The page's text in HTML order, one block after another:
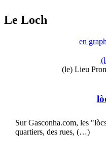
Le Loch
en
(le) Lieu
Sur Gasconha.com, les
quartiers, des rues, (…)